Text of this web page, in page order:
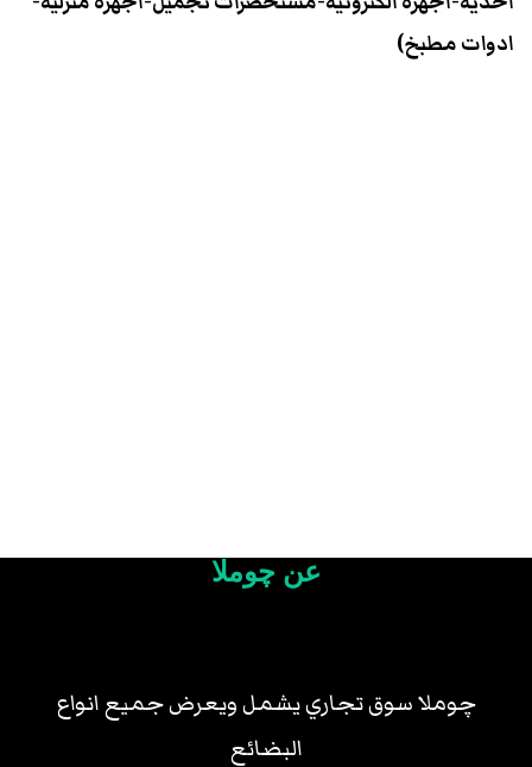
ادوات مطبخ)
عن چوملا
چوملا سوق تجاري يشمل ويعرض جميع انواع
البضائع